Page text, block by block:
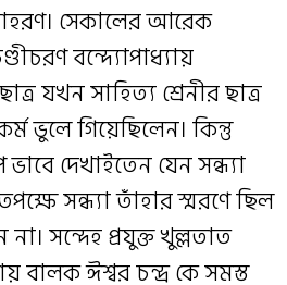
সেকালের আরেক
বন্দ্যোপাধ্যায়
যখন সাহিত্য শ্রেনীর ছাত্র
ভুলে গিয়েছিলেন। কিন্তু
দেখাইতেন যেন সন্ধ্যা
সন্ধ্যা তাঁহার স্মরণে ছিল
সন্দেহ প্রযুক্ত খুল্লতাত
বালক ঈশ্বর চন্দ্র কে সমস্ত